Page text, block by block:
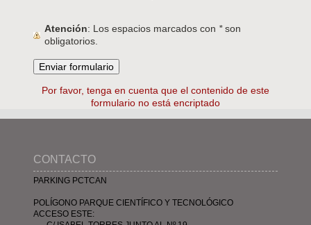
Atención : Los espacios marcados con *son
obligatorios.
Por favor, tenga en cuenta que el contenido de este
formulario no está encriptado
CONTACTO
PARKING PCTCAN
POLÍGONO PARQUE CIENTÍFICO Y TECNOLÓGICO
ACCESO ESTE: